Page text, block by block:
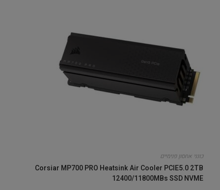
כונני אחסון פנימיים
Corsiar MP700 PRO Heatsink Air Cooler PCIE5.0 2TB
12400/11800MBs SSD NVME